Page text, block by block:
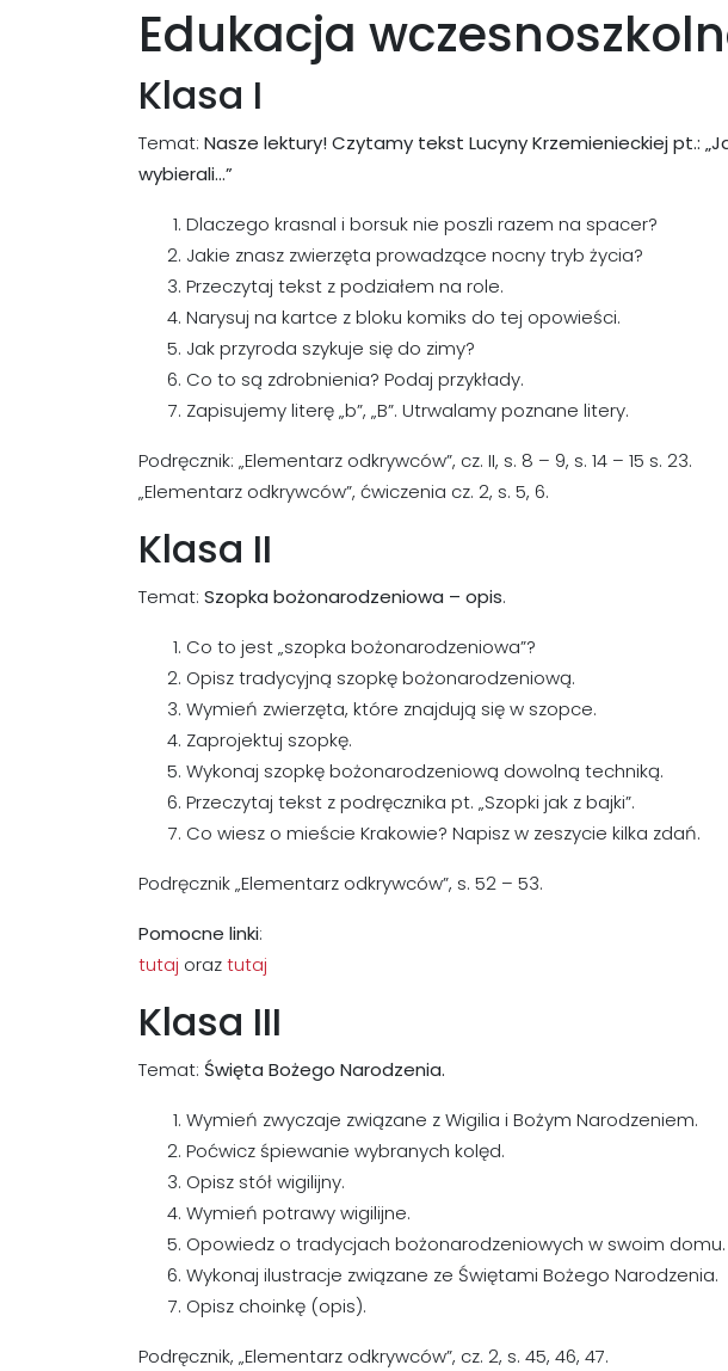
Edukacja
Klasa I
Temat: Nasze lektury! Czytamy tekst Lucyny Krzemienieckiej pt.:
wybierali…”
Dlaczego krasnal i borsuk nie poszli razem na spacer?
Jakie znasz zwierzęta prowadzące nocny tryb życia?
Przeczytaj tekst z podziałem na role.
Narysuj na kartce z bloku komiks do tej opowieści.
Jak przyroda szykuje się do zimy?
Co to są zdrobnienia? Podaj przykłady.
Zapisujemy literę „b”, „B”. Utrwalamy poznane litery.
Podręcznik: „Elementarz odkrywców”, cz. II, s. 8 – 9, s. 14 – 15 s. 23.
„Elementarz odkrywców”, ćwiczenia cz. 2, s. 5, 6.
Klasa II
Temat: Szopka bożonarodzeniowa – opis.
Co to jest „szopka bożonarodzeniowa”?
Opisz tradycyjną szopkę bożonarodzeniową.
Wymień zwierzęta, które znajdują się w szopce.
Zaprojektuj szopkę.
Wykonaj szopkę bożonarodzeniową dowolną techniką.
Przeczytaj tekst z podręcznika pt. „Szopki jak z bajki”.
Co wiesz o mieście Krakowie? Napisz w zeszycie kilka zdań.
Podręcznik „Elementarz odkrywców”, s. 52 – 53.
Pomocne linki:
tutaj oraztutaj
Klasa III
Temat: Święta Bożego Narodzenia.
Wymień zwyczaje związane z Wigilia i Bożym Narodzeniem.
Poćwicz śpiewanie wybranych kolęd.
Opisz stół wigilijny.
Wymień potrawy wigilijne.
Opowiedz o tradycjach bożonarodzeniowych w swoim domu.
Wykonaj ilustracje związane ze Świętami Bożego Narodzenia.
Opisz choinkę (opis).
Podręcznik, „Elementarz odkrywców”, cz. 2, s. 45, 46, 47.